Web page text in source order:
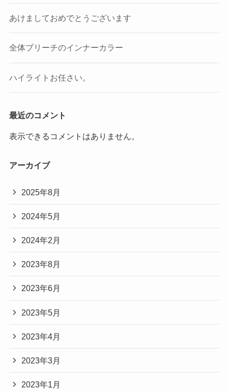
あけましておめでとうございます
全体ブリーチのインナーカラー
ハイライトお任さい。
最近のコメント
表示できるコメントはありません。
アーカイブ
2025年8月
2024年5月
2024年2月
2023年8月
2023年6月
2023年5月
2023年4月
2023年3月
2023年1月